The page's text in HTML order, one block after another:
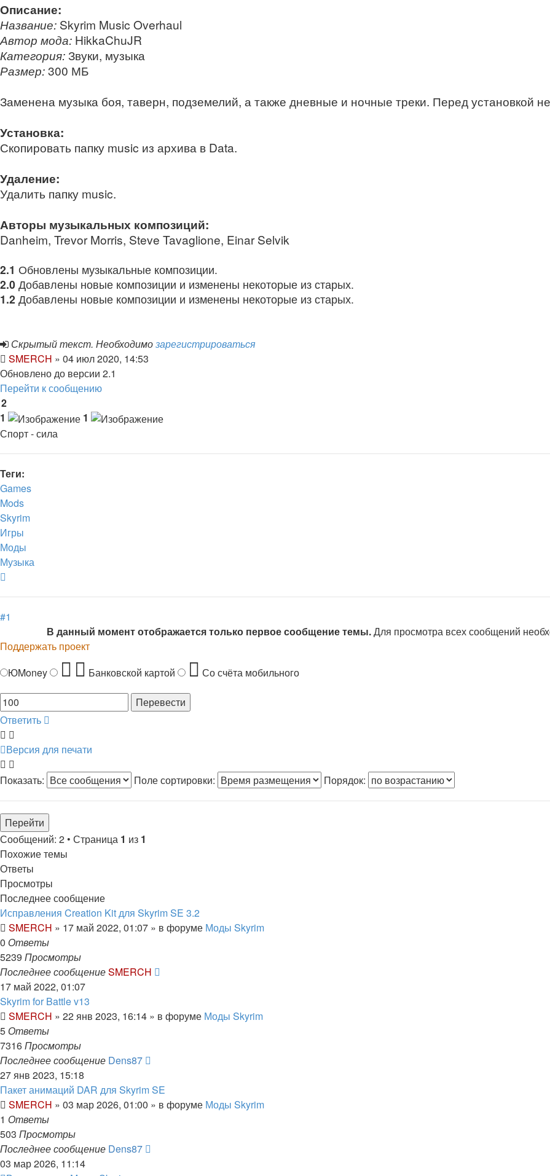
Описание:
Название: Skyrim Music Overhaul
Автор мода: HikkaChuJR
Категория:Звуки, музыка
Размер:300 МБ
Заменена музыка боя, таверн, подземелий, а также дневные и ночные треки. Перед установкой
Установка:
Скопировать папку music из архива в Data.
Удаление:
Удалить папку music.
Авторы музыкальных композиций:
Danheim, Trevor Morris, Steve Tavaglione, Einar Selvik
2.1 Обновлены музыкальные композиции.
2.0 Добавлены новые композиции и изменены некоторые из старых.
1.2 Добавлены новые композиции и изменены некоторые из старых.
Скрытый текст. Необходимозарегистрироваться
SMERCH » 04 июл 2020, 14:53
Обновлено до версии 2.1
Перейти к сообщению
2
1
1
Спорт - сила
Теги:
Games
Mods
Skyrim
Игры
Моды
Музыка
#1
В данный момент отображается только первое сообщение темы.Для просмотра всех сообщений
Поддержать проект
ЮMoney
Банковской картой Со счёта мобильного
Ответить
Версия для печати
Показать: Поле сортировки: Порядок:
Сообщений: 2 • Страница 1 из 1
Похожие темы
Ответы
Просмотры
Последнее сообщение
Исправления Creation Kit для Skyrim SE 3.2
SMERCH » 17 май 2022, 01:07 » в форуме Моды Skyrim
0 Ответы
5239 Просмотры
Последнее сообщениеSMERCH
17 май 2022, 01:07
Skyrim for Battle v13
SMERCH » 22 янв 2023, 16:14 » в форуме Моды Skyrim
5 Ответы
7316Просмотры
Последнее сообщение Dens87
27 янв 2023, 15:18
Пакет анимаций DAR для Skyrim SE
SMERCH » 03 мар 2026, 01:00 » в форуме Моды Skyrim
1 Ответы
503 Просмотры
Последнее сообщение Dens87
03 мар 2026, 11:14